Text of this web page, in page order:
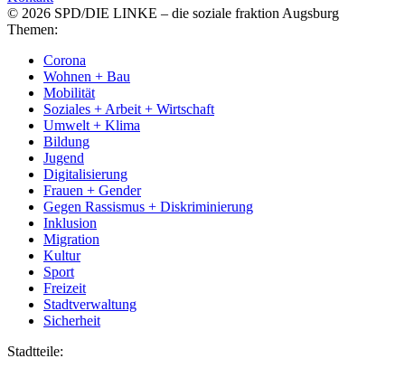
© 2026 SPD/DIE LINKE – die soziale fraktion Augsburg
Themen:
Corona
Wohnen + Bau
Mobilität
Soziales + Arbeit + Wirtschaft
Umwelt + Klima
Bildung
Jugend
Digitalisierung
Frauen + Gender
Gegen Rassismus + Diskriminierung
Inklusion
Migration
Kultur
Sport
Freizeit
Stadtverwaltung
Sicherheit
Stadtteile: